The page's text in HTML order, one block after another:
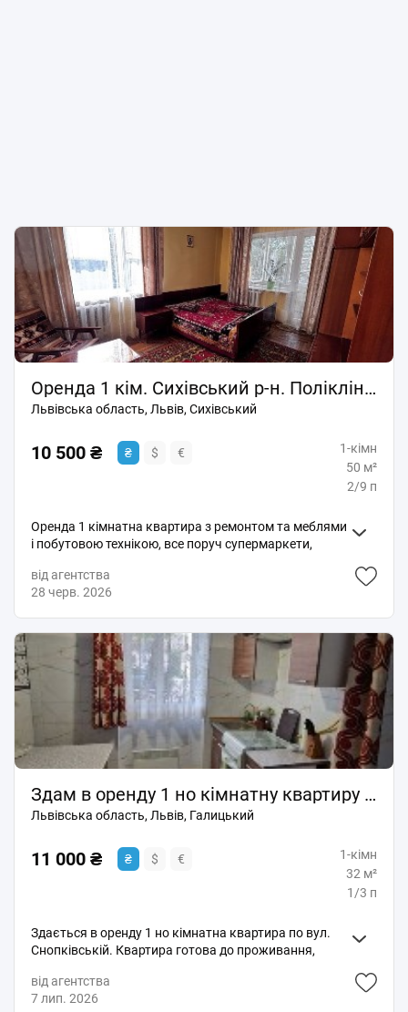
Оренда 1 кім. Сихівський р-н. Поліклініка
Львівська область, Львів, Сихівський
10 500 ₴ ₴ $ €
1-кімн
50 м²
2/9 п
Оренда 1 кімнатна квартира з ремонтом та меблями
і побутовою технікою, все поруч супермаркети,
школа, садочки, все поруч, розвинута
інфраструктура…
від агентства
28 черв. 2026
Здам в оренду 1 но кімнатну квартиру на Снопківській
Львівська область, Львів, Галицький
11 000 ₴ ₴ $ €
1-кімн
32 м²
1/3 п
Здається в оренду 1 но кімнатна квартира по вул.
Снопківській. Квартира готова до проживання,
опалення ( електрична сендвіч панель в кімнаті а
кухні, або пічка. Відносно низькі комунальні послуги.
від агентства
7 лип. 2026